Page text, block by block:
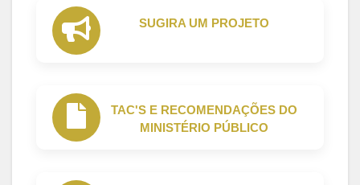
SUGIRA UM PROJETO
TAC'S E RECOMENDAÇÕES DO
MINISTÉRIO PÚBLICO